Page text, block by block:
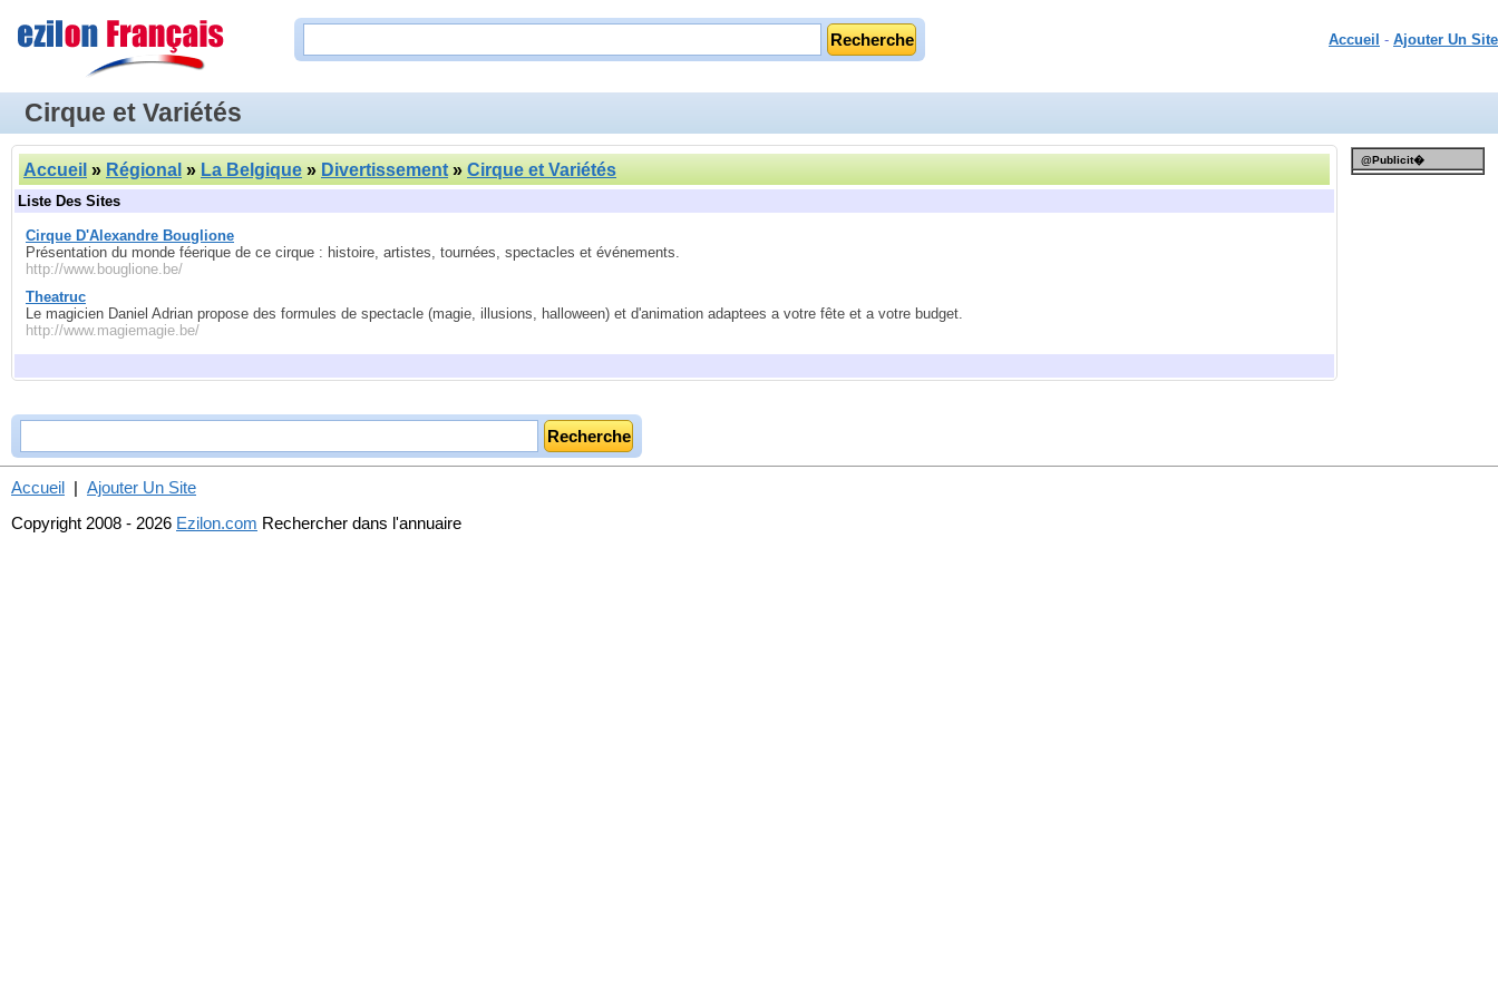
Accueil - Ajouter Un Site
Cirque et Variétés
Accueil » Régional » La Belgique » Divertissement» Cirque et Variétés
Liste Des Sites
Cirque D'Alexandre Bouglione
Présentation du monde féerique de ce cirque : histoire, artistes, tournées, spectacles et événements.
http://www.bouglione.be/
Theatruc
Le magicien Daniel Adrian propose des formules de spectacle (magie, illusions, halloween) et d'animation adaptees a votre fête et a votre budget.
http://www.magiemagie.be/
@Publicit�
Accueil | Ajouter Un Site
Copyright 2008 - 2026 Ezilon.com Rechercher dans l'annuaire